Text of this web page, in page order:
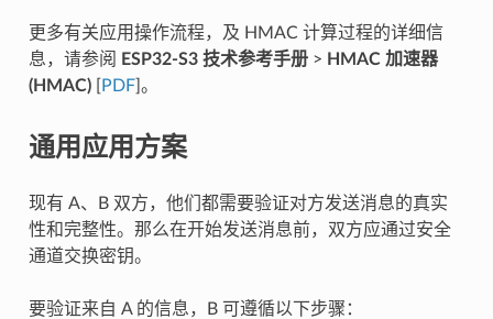
更多有关应用操作流程，及 HMAC 计算过程的详细信
息，请参阅
ESP32-S3 技术参考手册> HMAC 加速器
(HMAC)[ PDF]。
通用应用方案
现有 A、B 双方，他们都需要验证对方发送消息的真实
性和完整性。那么在开始发送消息前，双方应通过安全
通道交换密钥。
要验证来自 A 的信息，B 可遵循以下步骤：